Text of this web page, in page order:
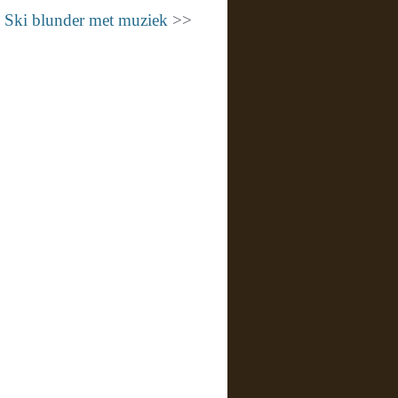
Ski blunder met muziek >>